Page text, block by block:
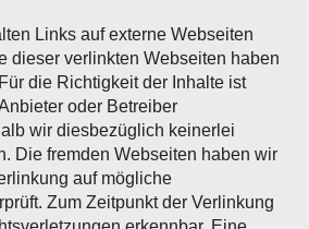
Links auf externe Webseiten
dieser verlinkten Webseiten haben
die Richtigkeit der Inhalte ist
oder Betreiber
wir diesbezüglich keinerlei
Die fremden Webseiten haben wir
auf mögliche
Zum Zeitpunkt der Verlinkung